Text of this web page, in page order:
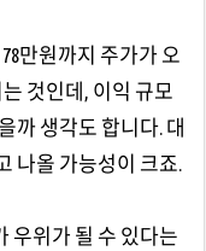
만원까지 주가가 오
것인데, 이익 규모
까 생각도 합니다. 대
나올 가능성이 크죠.
우위가 될 수 있다는